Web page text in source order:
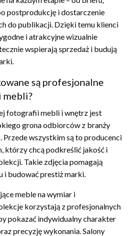
postprodukcję i dostarczenie
do publikacji. Dzięki temu klienci
i atrakcyjne wizualnie
wspierają sprzedaż i budują
są profesjonalne
mebli?
fotografii mebli i wnętrz jest
grona odbiorców z branży
Przede wszystkim są to producenci
którzy chcą podkreślić jakość i
Takie zdjęcia pomagają
i budować prestiż marki.
meble na wymiar i
korzystają z profesjonalnych
pokazać indywidualny charakter
precyzję wykonania. Salony